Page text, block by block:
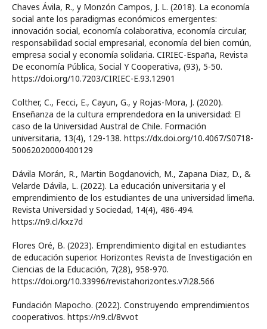
Chaves Ávila, R., y Monzón Campos, J. L. (2018). La economía
social ante los paradigmas económicos emergentes:
innovación social, economía colaborativa, economía circular,
responsabilidad social empresarial, economía del bien común,
empresa social y economía solidaria. CIRIEC-España, Revista
De economía Pública, Social Y Cooperativa, (93), 5-50.
https://doi.org/10.7203/CIRIEC-E.93.12901
Colther, C., Fecci, E., Cayun, G., y Rojas-Mora, J. (2020).
Enseñanza de la cultura emprendedora en la universidad: El
caso de la Universidad Austral de Chile. Formación
universitaria, 13(4), 129-138. https://dx.doi.org/10.4067/S0718-
50062020000400129
Dávila Morán, R., Martin Bogdanovich, M., Zapana Diaz, D., &
Velarde Dávila, L. (2022). La educación universitaria y el
emprendimiento de los estudiantes de una universidad limeña.
Revista Universidad y Sociedad, 14(4), 486-494.
https://n9.cl/kxz7d
Flores Oré, B. (2023). Emprendimiento digital en estudiantes
de educación superior. Horizontes Revista de Investigación en
Ciencias de la Educación, 7(28), 958-970.
https://doi.org/10.33996/revistahorizontes.v7i28.566
Fundación Mapocho. (2022). Construyendo emprendimientos
cooperativos. https://n9.cl/8vvot